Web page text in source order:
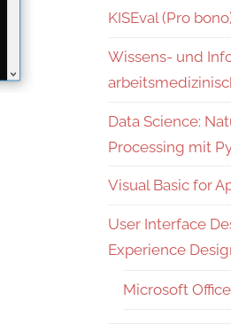
KISEval (Pro
Wissens- und
Data Science:
Processing mit
Visual Basic for
User Interface
Experience
Microsoft